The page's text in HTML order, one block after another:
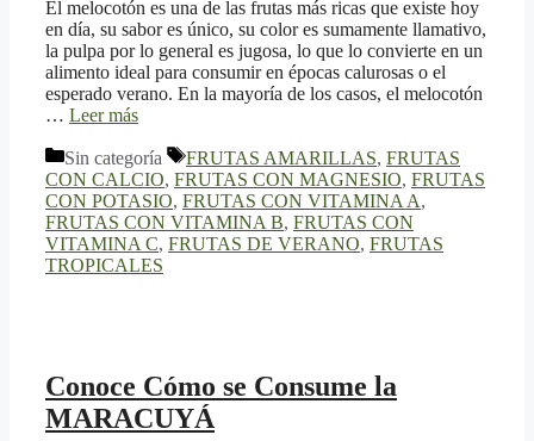
El melocotón es una de las frutas más ricas que existe hoy
en día, su sabor es único, su color es sumamente llamativo,
la pulpa por lo general es jugosa, lo que lo convierte en un
alimento ideal para consumir en épocas calurosas o el
esperado verano. En la mayoría de los casos, el melocotón
… Leer más
Categorías
Sin categoría Etiquetas
FRUTAS AMARILLAS, FRUTAS
CON CALCIO, FRUTAS CON MAGNESIO, FRUTAS
CON POTASIO, FRUTAS CON VITAMINA A,
FRUTAS CON VITAMINA B, FRUTAS CON
VITAMINA C, FRUTAS DE VERANO, FRUTAS
TROPICALES
Conoce Cómo se Consume la
MARACUYÁ